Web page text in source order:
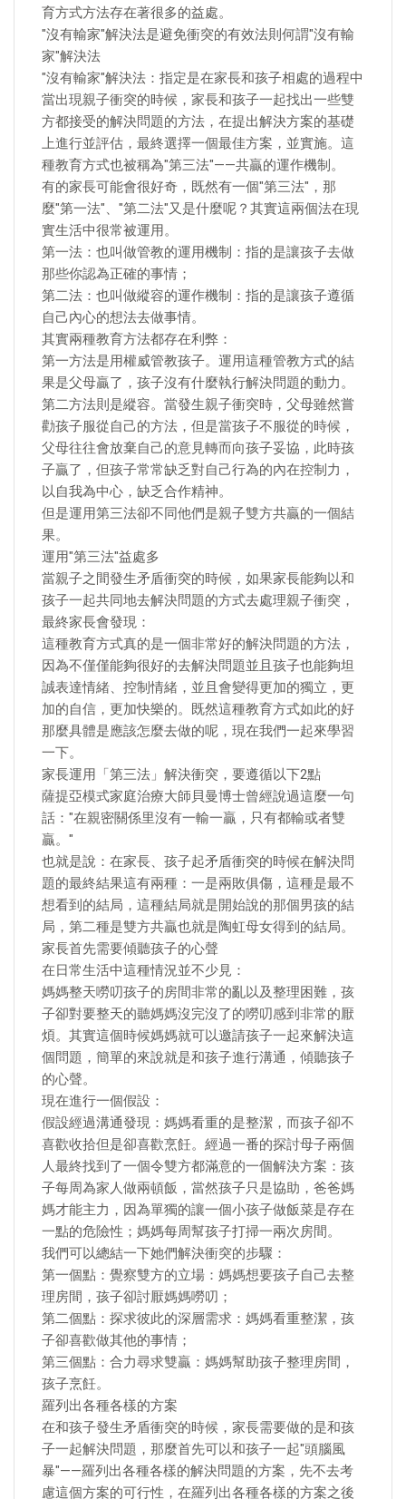
育方式方法存在著很多的益處。
"沒有輸家"解決法是避免衝突的有效法則何謂"沒有輸
家"解決法
"沒有輸家"解決法：指定是在家長和孩子相處的過程中
當出現親子衝突的時候，家長和孩子一起找出一些雙
方都接受的解決問題的方法，在提出解決方案的基礎
上進行並評估，最終選擇一個最佳方案，並實施。這
種教育方式也被稱為"第三法"——共贏的運作機制。
有的家長可能會很好奇，既然有一個"第三法"，那
麼"第一法"、"第二法"又是什麼呢？其實這兩個法在現
實生活中很常被運用。
第一法：也叫做管教的運用機制：指的是讓孩子去做
那些你認為正確的事情；
第二法：也叫做縱容的運作機制：指的是讓孩子遵循
自己內心的想法去做事情。
其實兩種教育方法都存在利弊：
第一方法是用權威管教孩子。運用這種管教方式的結
果是父母贏了，孩子沒有什麼執行解決問題的動力。
第二方法則是縱容。當發生親子衝突時，父母雖然嘗
勸孩子服從自己的方法，但是當孩子不服從的時候，
父母往往會放棄自己的意見轉而向孩子妥協，此時孩
子贏了，但孩子常常缺乏對自己行為的內在控制力，
以自我為中心，缺乏合作精神。
但是運用第三法卻不同他們是親子雙方共贏的一個結
果。
運用"第三法"益處多
當親子之間發生矛盾衝突的時候，如果家長能夠以和
孩子一起共同地去解決問題的方式去處理親子衝突，
最終家長會發現：
這種教育方式真的是一個非常好的解決問題的方法，
因為不僅僅能夠很好的去解決問題並且孩子也能夠坦
誠表達情緒、控制情緒，並且會變得更加的獨立，更
加的自信，更加快樂的。既然這種教育方式如此的好
那麼具體是應該怎麼去做的呢，現在我們一起來學習
一下。
家長運用「第三法」解決衝突，要遵循以下2點
薩提亞模式家庭治療大師貝曼博士曾經說過這麼一句
話："在親密關係里沒有一輸一贏，只有都輸或者雙
贏。"
也就是說：在家長、孩子起矛盾衝突的時候在解決問
題的最終結果這有兩種：一是兩敗俱傷，這種是最不
想看到的結局，這種結局就是開始說的那個男孩的結
局，第二種是雙方共贏也就是陶虹母女得到的結局。
家長首先需要傾聽孩子的心聲
在日常生活中這種情況並不少見：
媽媽整天嘮叨孩子的房間非常的亂以及整理困難，孩
子卻對要整天的聽媽媽沒完沒了的嘮叨感到非常的厭
煩。其實這個時候媽媽就可以邀請孩子一起來解決這
個問題，簡單的來說就是和孩子進行溝通，傾聽孩子
的心聲。
現在進行一個假設：
假設經過溝通發現：媽媽看重的是整潔，而孩子卻不
喜歡收拾但是卻喜歡烹飪。經過一番的探討母子兩個
人最終找到了一個令雙方都滿意的一個解決方案：孩
子每周為家人做兩頓飯，當然孩子只是協助，爸爸媽
媽才能主力，因為單獨的讓一個小孩子做飯菜是存在
一點的危險性；媽媽每周幫孩子打掃一兩次房間。
我們可以總結一下她們解決衝突的步驟：
第一個點：覺察雙方的立場：媽媽想要孩子自己去整
理房間，孩子卻討厭媽媽嘮叨；
第二個點：探求彼此的深層需求：媽媽看重整潔，孩
子卻喜歡做其他的事情；
第三個點：合力尋求雙贏：媽媽幫助孩子整理房間，
孩子烹飪。
羅列出各種各樣的方案
在和孩子發生矛盾衝突的時候，家長需要做的是和孩
子一起解決問題，那麼首先可以和孩子一起"頭腦風
暴"——羅列出各種各樣的解決問題的方案，先不去考
慮這個方案的可行性，在羅列出各種各樣的方案之後